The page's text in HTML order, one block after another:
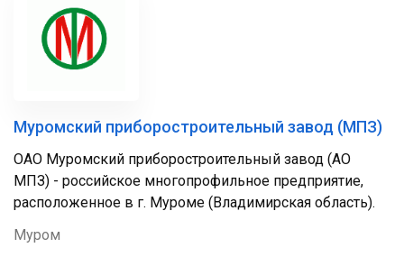
Муромский приборостроительный завод (МПЗ)
ОАО Муромский приборостроительный завод (АО
МПЗ) - российское многопрофильное предприятие,
расположенное в г. Муроме (Владимирская область).
Муром